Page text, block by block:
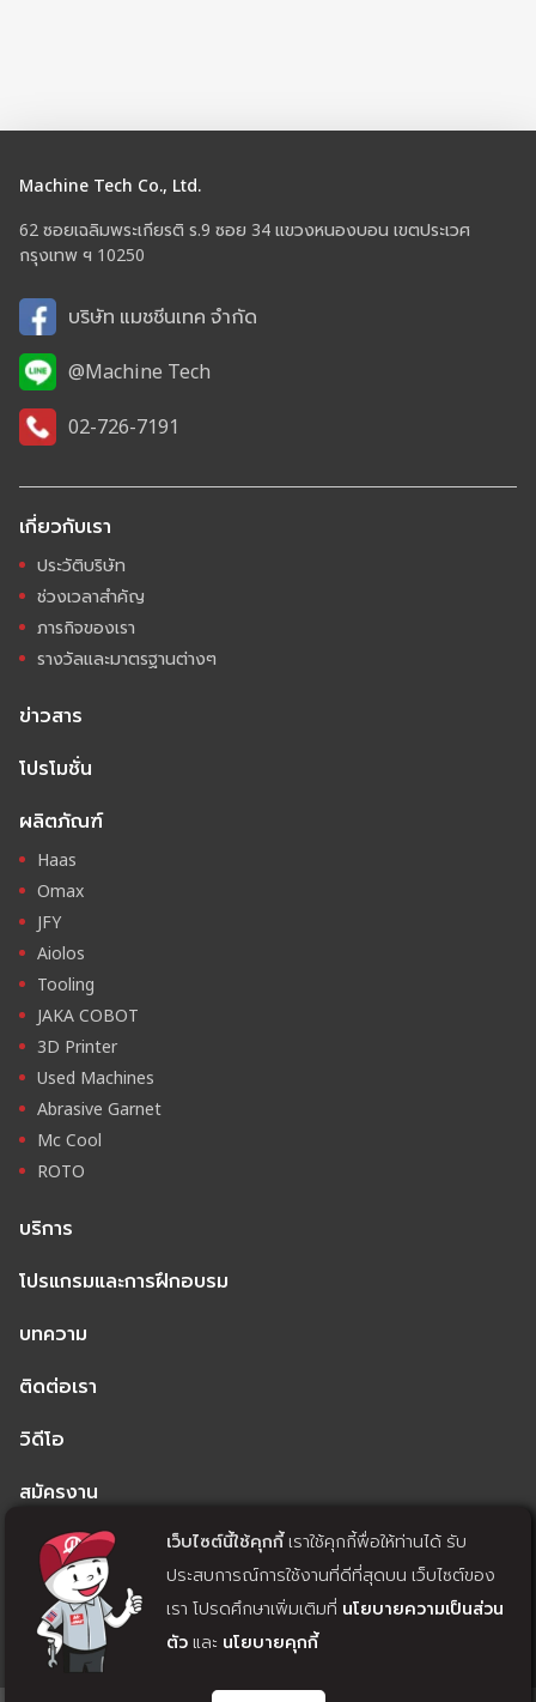
Machine Tech Co., Ltd.
62 ซอยเฉลิมพระเกียรติ ร.9 ซอย 34 แขวงหนองบอน เขตประเวศ
กรุงเทพ ฯ 10250
บริษัท แมชชีนเทค จำกัด
@Machine Tech
02-726-7191
เกี่ยวกับเรา
ประวัติบริษัท
ช่วงเวลาสำคัญ
ภารกิจของเรา
รางวัลและมาตรฐานต่างๆ
ข่าวสาร
โปรโมชั่น
ผลิตภัณฑ์
Haas
Omax
JFY
Aiolos
Tooling
JAKA COBOT
3D Printer
Used Machines
Abrasive Garnet
Mc Cool
ROTO
บริการ
โปรแกรมและการฝึกอบรม
บทความ
ติดต่อเรา
วิดีโอ
สมัครงาน
นโยบายความเป็นส่วนตัว
นโยบายคุกกี้
แจ้งถอนความยินยอม
เว็บไซต์นี้ใช้คุกกี้เราใช้คุกกี้พื่อให้ท่านได้ รับ
ประสบการณ์การใช้งานที่ดีที่สุดบน เว็บไซต์ของ
เรา โปรดศึกษาเพิ่มเติมที่ นโยบายความเป็นส่วน
ตัว และ นโยบายคุกกี้